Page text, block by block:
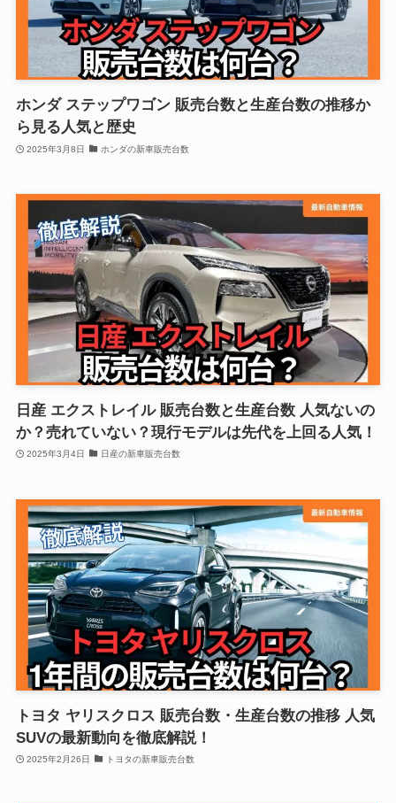
ホンダ ステップワゴン 販売台数と生産台数の推移か
ら見る人気と歴史
2025年3月8日 ホンダの新車販売台数
日産 エクストレイル 販売台数と生産台数 人気ないの
か？売れていない？現行モデルは先代を上回る人気！
2025年3月4日 日産の新車販売台数
トヨタ ヤリスクロス 販売台数・生産台数の推移 人気
SUVの最新動向を徹底解説！
2025年2月26日 トヨタの新車販売台数